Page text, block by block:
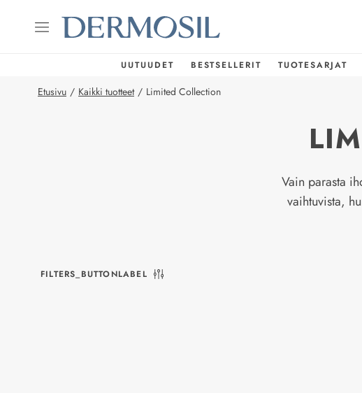
UUTUUDET BESTSELLERIT TUOTESARJAT
Etusivu / Kaikki tuotteet / Limited Collection
Vain parasta
vaihtuvista,
FILTERS_BUTTONLABEL